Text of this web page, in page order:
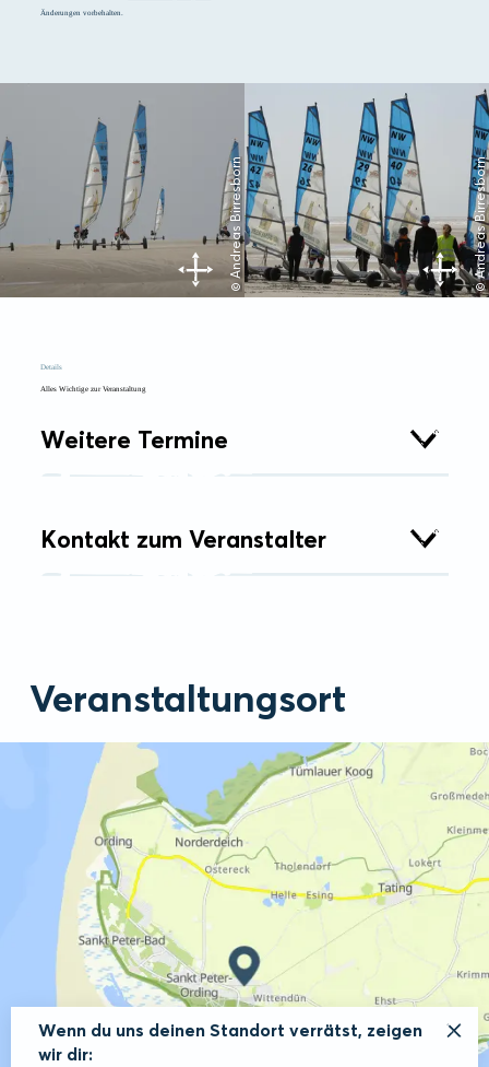
Änderungen vorbehalten.
© Andreas Birresborn © Andreas Birresborn
Details
Alles Wichtige zur Veranstaltung
Weitere Termine
Kontakt zum Veranstalter
Veranstaltungsort
Wenn du uns deinen Standort verrätst, zeigen
wir dir: